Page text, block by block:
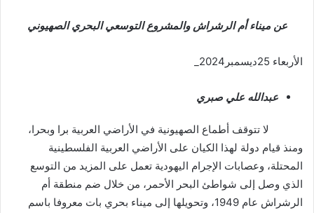
عن ميناء أم الرشراش والمشروع التوسعي البحري الصهيوني
الأربعاء 25ديسمبر2024_
عبدالله علي صبري
لا تتوقف أطماع الصهيونية في الأراضي العربية برا وبحرا،
ومنذ قيام دولة لهذا الكيان على الأراضي العربية الفلسطينية
المحتلة، وعصابات الإجرام اليهودية تعمل على المزيد من التوسع
الذي وصل إلى شواطئ البحر الأحمر، من خلال ضم منطقة أم
الرشراش عام 1949، وتحويلها إلى ميناء بحري بات معروفا باسم